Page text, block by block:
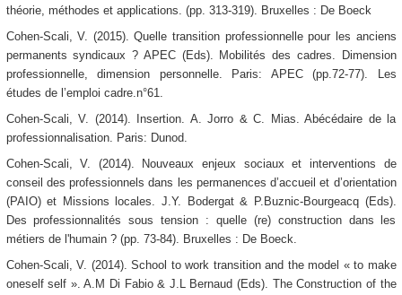
théorie, méthodes et applications. (pp. 313-319). Bruxelles : De Boeck
Cohen-Scali, V. (2015). Quelle transition professionnelle pour les anciens
permanents syndicaux ? APEC (Eds). Mobilités des cadres. Dimension
professionnelle, dimension personnelle. Paris: APEC (pp.72-77). Les
études de l’emploi cadre.n°61.
Cohen-Scali, V. (2014). Insertion. A. Jorro & C. Mias. Abécédaire de la
professionnalisation. Paris: Dunod.
Cohen-Scali, V. (2014). Nouveaux enjeux sociaux et interventions de
conseil des professionnels dans les permanences d’accueil et d’orientation
(PAIO) et Missions locales. J.Y. Bodergat & P.Buznic-Bourgeacq (Eds).
Des professionnalités sous tension : quelle (re) construction dans les
métiers de l'humain ? (pp. 73-84). Bruxelles : De Boeck.
Cohen-Scali, V. (2014). School to work transition and the model « to make
oneself self ». A.M Di Fabio & J.L Bernaud (Eds). The Construction of the